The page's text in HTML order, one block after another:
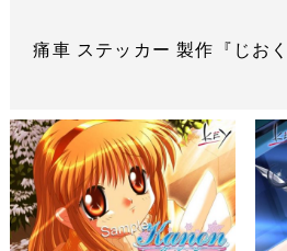
痛車 ステッカー 製作『じお